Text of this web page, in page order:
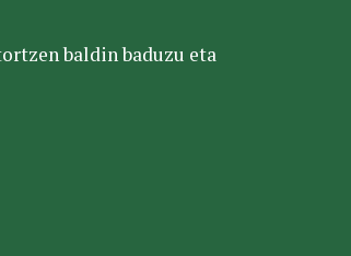
baldin baduzu eta